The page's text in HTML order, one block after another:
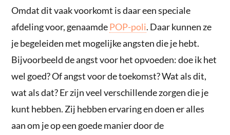
Omdat dit vaak voorkomt is daar een speciale
afdeling voor, genaamdePOP-poli. Daar kunnen ze
je begeleiden met mogelijke angsten die je hebt.
Bijvoorbeeld de angst voor het opvoeden: doe ik het
wel goed? Of angst voor de toekomst? Wat als dit,
wat als dat? Er zijn veel verschillende zorgen die je
kunt hebben. Zij hebben ervaring en doen er alles
aan om je op een goede manier door de